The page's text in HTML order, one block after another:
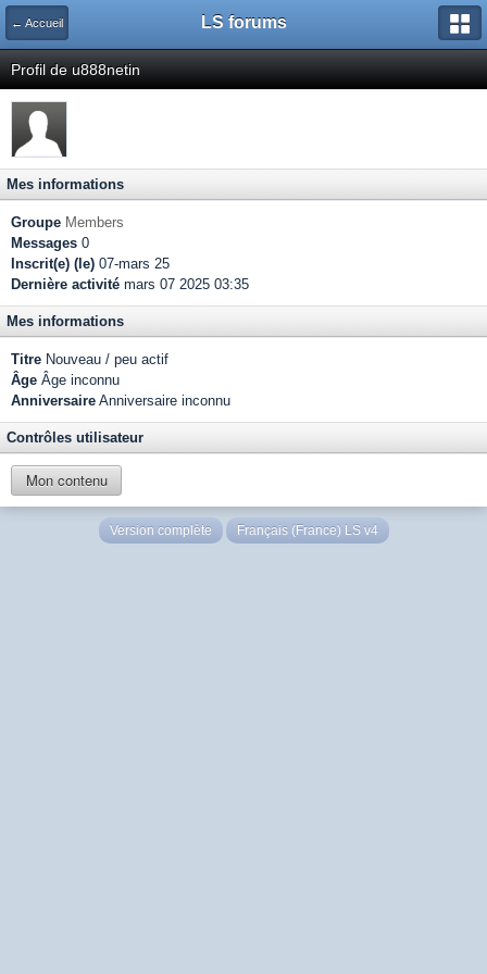
← Accueil LS forums
Profil de u888netin
Mes informations
Groupe Members
Messages 0
Inscrit(e) (le) 07-mars 25
Dernière activité mars 07 2025 03:35
Mes informations
Titre Nouveau / peu actif
Âge Âge inconnu
Anniversaire Anniversaire inconnu
Contrôles utilisateur
Mon contenu
Version complète Français (France) LS v4